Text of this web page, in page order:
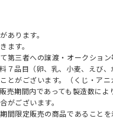
あります。
ます。
三者への譲渡・オークション
品目（卵、乳、小麦、えび
がございます。（くじ・アニ
期間内であっても製造数によ
がございます。
限定販売の商品であることを